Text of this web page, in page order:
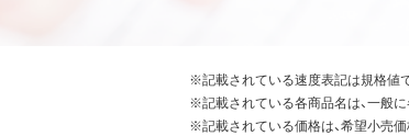
※記載されている速度表記は規格値
※記載されている各商品名は、一般
※記載されている価格は、希望小売価